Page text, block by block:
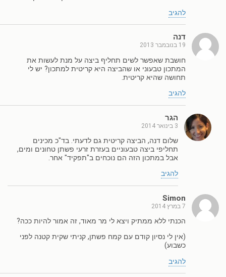
להגיב
דנה
19 בנובמבר 2013
חושבת שאפשר לשים תחליף ביצה על מנת לעשות את
המתכון טבעוני או שהביצה היא קריטית למתכון? יש לי
תחושה שהיא קריטית.
להגיב
הגר
3 בינואר 2014
שלום דנה, הביצה קריטית גם לדעתי. בד"כ מכינים
תחליפי ביצה טבעוניים בעזרת זרעי פשתן טחונים ומים,
אבל במתכון הזה הם נוכחים ב"תפקיד" אחר.
להגיב
Simon
7 במרץ 2014
הכנתי ללא ממתיק ויצא לי מר מאוד, זה אמור להיות ככה?
(אין לי נסיון קודם עם קמח פשתן, קניתי שקית קטנה לפני
כשבוע)
להגיב